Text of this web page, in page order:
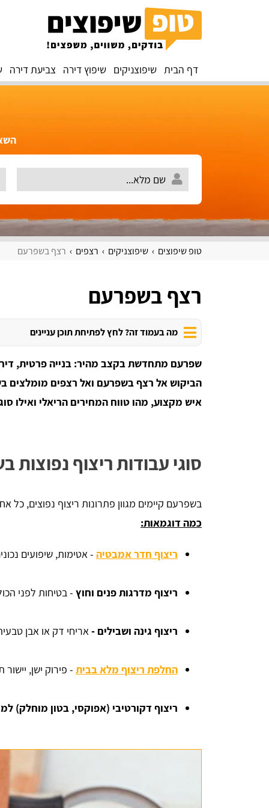
דף הבית שיפוצניקים שיפוץ דירה צביעת דירה
טופ שיפוצים שיפוצניקים רצפים רצף בשפרעם
רצף בשפרעם
מה בעמוד זה? לחץ לפתיחת תוכן עניינים
שפרעם מתחדשת בקצב מהיר: בנייה פרטית,
הביקוש אל רצף בשפרעם ואל רצפים מומלצים
איש מקצוע, מהו טווח המחירים הריאלי ואילו
סוגי עבודות ריצוף נפוצות
בשפרעם קיימים מגוון פתרונות ריצוף נפוצים,
כמה דוגמאות:
ריצוף חדר אמבטיה - אטימות, שיפועים
ריצוף מדרגות פנים וחוץ - בטיחות לפני
ריצוף גינה ושבילים -אריחי דק או אבן
החלפת ריצוף מלא בבית - פירוק ישן,
ריצוף דקורטיבי (אפוקסי, בטון מוחלק)